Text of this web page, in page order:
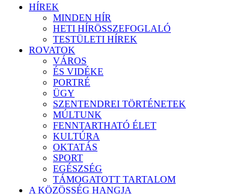
HÍREK
MINDEN HÍR
HETI HÍRÖSSZEFOGLALÓ
TESTÜLETI HÍREK
ROVATOK
VÁROS
ÉS VIDÉKE
PORTRÉ
ÜGY
SZENTENDREI TÖRTÉNETEK
MÚLTUNK
FENNTARTHATÓ ÉLET
KULTÚRA
OKTATÁS
SPORT
EGÉSZSÉG
TÁMOGATOTT TARTALOM
A KÖZÖSSÉG HANGJA